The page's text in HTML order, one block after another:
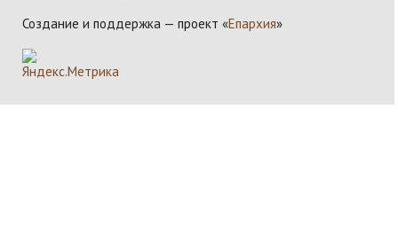
Создание и поддержка — проект «Епархия»